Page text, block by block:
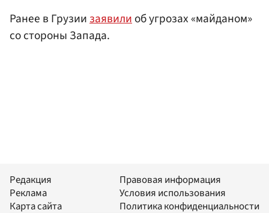
Ранее в Грузиизаявилиоб угрозах «майданом»
со стороны Запада.
Редакция
Реклама
Карта сайта
Правовая информация
Условия использования
Политика конфиденциальности